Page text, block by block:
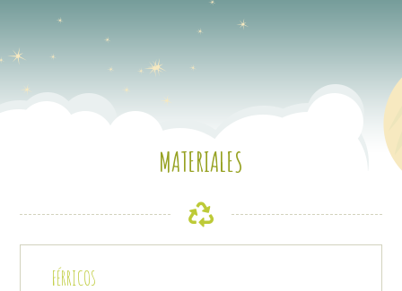
MATERIALES
FÉRRICOS